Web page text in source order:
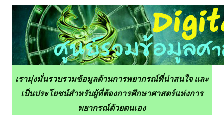
เรามุ่งมั่นรวบรวมข้อมูลด้านการพยากรณ์ที่น่าสนใจ และ
เป็นประโยชน์สำหรับผู้ที่ต้องการศึกษาศาสตร์แห่งการ
พยากรณ์ด้วยตนเอง